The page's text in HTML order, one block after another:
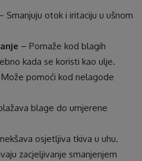
Smanjuju otok i iritaciju u ušnom
– Pomaže kod blagih
kada se koristi kao ulje.
pomoći kod nelagode
blage do umjerene
osjetljiva tkiva u uhu.
zacjeljivanje smanjenjem